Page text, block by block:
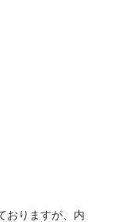
おりますが、内